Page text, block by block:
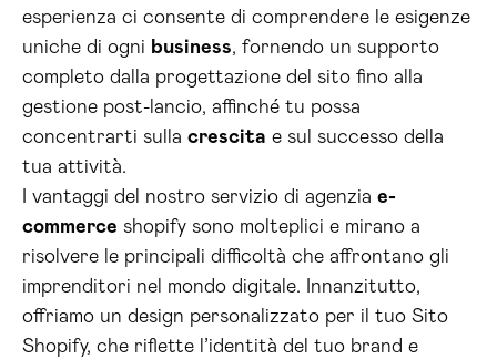
esperienza ci consente di comprendere le esigenze
uniche di ogni business, fornendo un supporto
completo dalla progettazione del sito fino alla
gestione post-lancio, affinché tu possa
concentrarti sulla crescita e sul successo della
tua attività.
I vantaggi del nostro servizio di agenzia e-
commerce shopify sono molteplici e mirano a
risolvere le principali difficoltà che affrontano gli
imprenditori nel mondo digitale. Innanzitutto,
offriamo un design personalizzato per il tuo Sito
Shopify, che riflette l’identità del tuo brand e